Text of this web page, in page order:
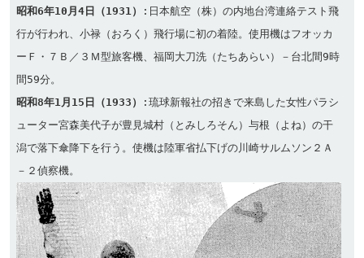
昭和6年10月4日（1931）
:日本航空（株）の内地台湾連絡テスト飛
行が行われ、小禄（おろく）飛行場に初の着陸。使用機はフオッカ
ーＦ・７Ｂ／３Ｍ型旅客機、福岡大刀洗（たちあらい）－台北間9時
昭和8年1月15日（1933）
:琉球新報社の招きで来島した女性パラシ
ューター宮森美代子が豊見城村（とみしろそん）与根（よね）の干
潟で落下傘降下を行う。使機は陸軍省払下げの川崎サルムソン２Ａ